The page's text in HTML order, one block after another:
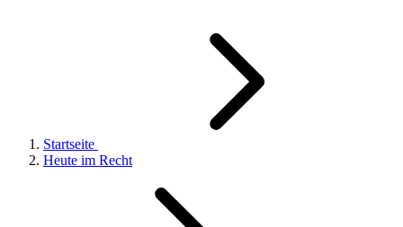
Startseite
Heute im Recht